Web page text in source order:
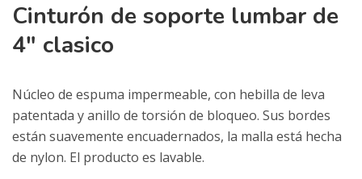
Cinturón de soporte lumbar de
4″ clasico
Núcleo de espuma impermeable, con hebilla de leva
patentada y anillo de torsión de bloqueo. Sus bordes
están suavemente encuadernados, la malla está hecha
de nylon. El producto es lavable.